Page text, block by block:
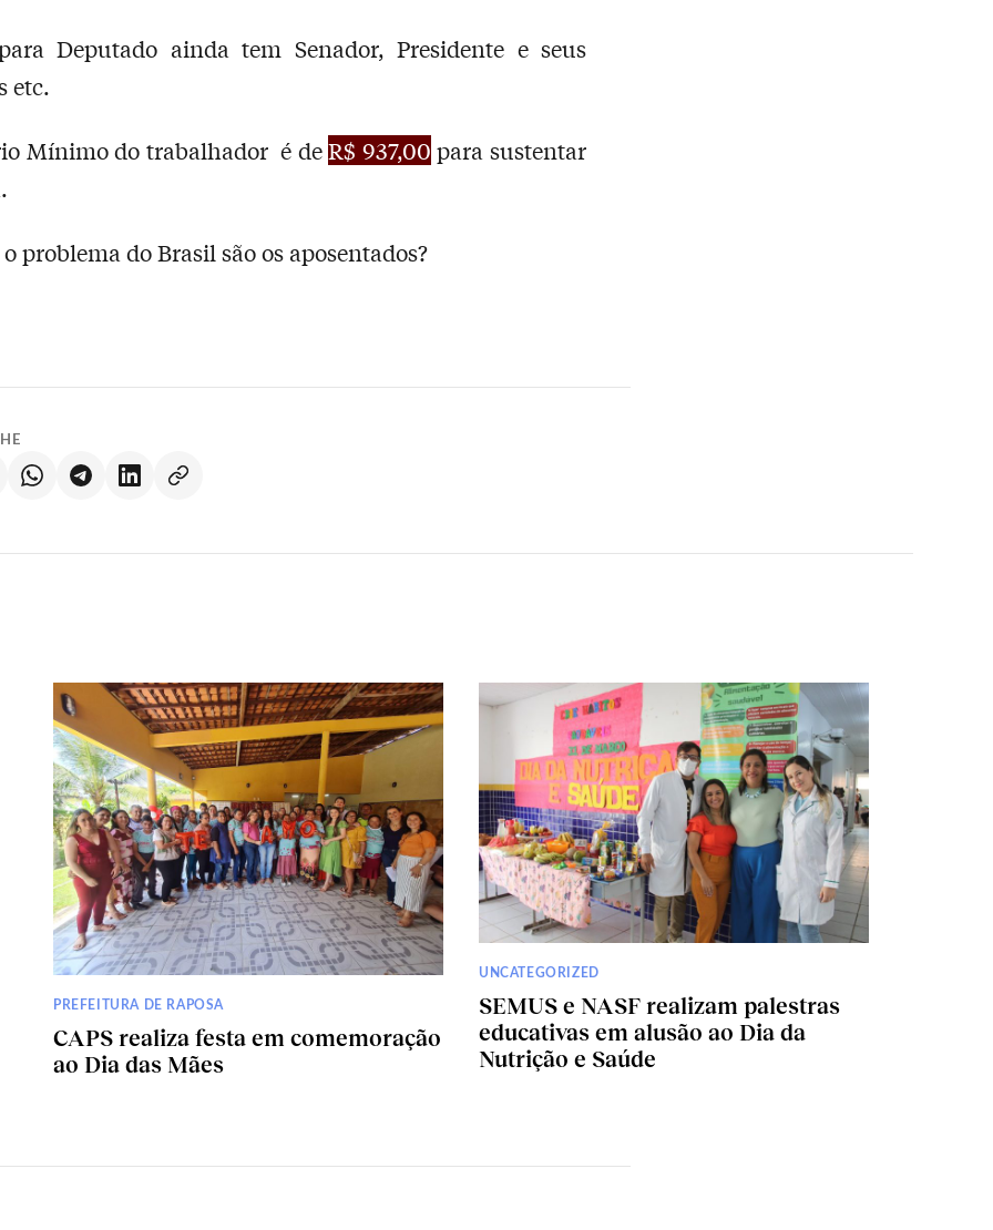
Deputado ainda tem Senador, Presidente e seus
etc.
Mínimo do trabalhador é deR$ 937,00 para sustentar
problema do Brasil são os aposentados?
PREFEITURA DE RAPOSA
CAPS realiza festa em comemoração
ao Dia das Mães
UNCATEGORIZED
SEMUS e NASF realizam palestras
educativas em alusão ao Dia da
Nutrição e Saúde